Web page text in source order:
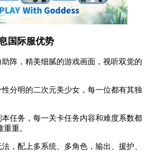
国际服优势
阵，精美细腻的游戏画面，视听双觉的
分明的二次元美少女，每一位都有其独
任务，每一关卡任务内容和难度系数都
重。
，配上多系统、多角色，输出、援护、